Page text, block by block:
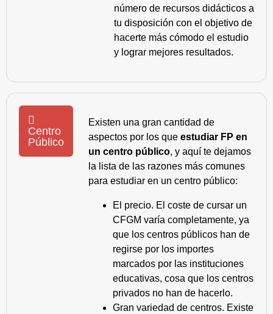
número de recursos didácticos a
tu disposición con el objetivo de
hacerte más cómodo el estudio
y lograr mejores resultados.
Centro
Público
Existen una gran cantidad de
aspectos por los que estudiar FP en
un centro público, y aquí te dejamos
la lista de las razones más comunes
para estudiar en un centro público:
El precio. El coste de cursar un
CFGM varía completamente, ya
que los centros públicos han de
regirse por los importes
marcados por las instituciones
educativas, cosa que los centros
privados no han de hacerlo.
Gran variedad de centros. Existe